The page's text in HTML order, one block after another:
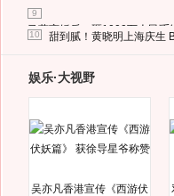
9
马蓉离婚后，砸1000万人民币
10 甜到腻！黄晓明上海庆生
娱乐·大视野
吴亦凡香港宣传《西游伏